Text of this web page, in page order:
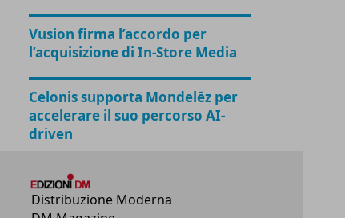
Vusion firma l’accordo per
l’acquisizione di In-Store Media
Celonis supporta Mondelēz per
accelerare il suo percorso AI-
driven
Distribuzione Moderna